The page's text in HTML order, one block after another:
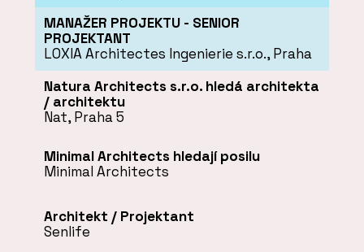
MANAŽER PROJEKTU - SENIOR
PROJEKTANT
LOXIA Architectes Ingenierie s.r.o., Praha
Natura Architects s.r.o. hledá architekta
/ architektu
Nat, Praha 5
Minimal Architects hledají posilu
Minimal Architects
Architekt / Projektant
Senlife